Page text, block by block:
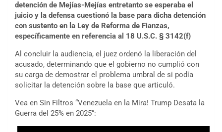
detención de Mejías-Mejías entretanto se esperaba el
juicio y la defensa cuestionó la base para dicha detención
con sustento en la Ley de Reforma de Fianzas,
específicamente en referencia al 18 U.S.C. § 3142(f)
Al concluir la audiencia, el juez ordenó la liberación del
acusado, determinando que el gobierno no cumplió con
su carga de demostrar el problema umbral de si podía
solicitar la detención sobre la base que articuló.
Vea en Sin Filtros “Venezuela en la Mira! Trump Desata la
Guerra del 25% en 2025”: